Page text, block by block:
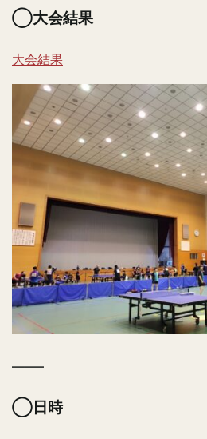
◯大会結果
大会結果
——–
◯日時